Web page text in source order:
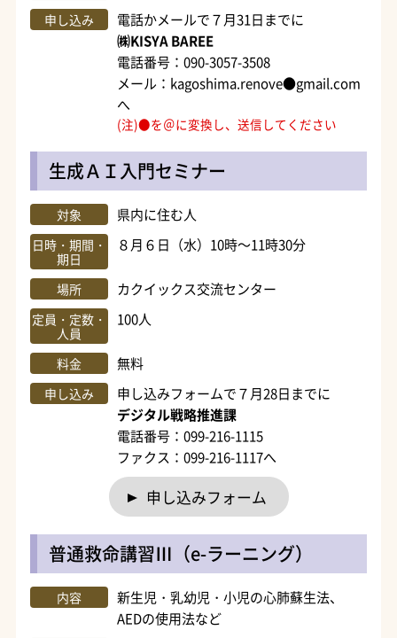
申し込み
電話かメールで７月31日までに
㈱KISYA BAREE
電話番号：090-3057-3508
メール：kagoshima.renove●gmail.com
へ
(注)●を＠に変換し、送信してください
生成ＡＩ入門セミナー
対象 県内に住む人
日時・期間・
期日
８月６日（水）10時～11時30分
場所 カクイックス交流センター
定員・定数・
人員
100人
料金 無料
申し込み
申し込みフォームで７月28日までに
デジタル戦略推進課
電話番号：099-216-1115
ファクス：099-216-1117へ
申し込みフォーム
普通救命講習Ⅲ（e-ラーニング）
内容
新生児・乳幼児・小児の心肺蘇生法、
AEDの使用法など